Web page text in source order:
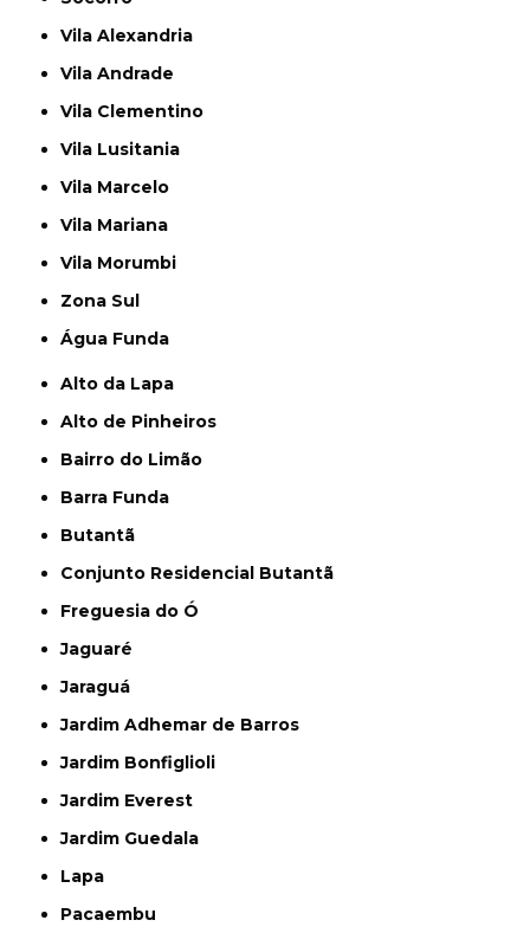
Vila Alexandria
Vila Andrade
Vila Clementino
Vila Lusitania
Vila Marcelo
Vila Mariana
Vila Morumbi
Zona Sul
Água Funda
Alto da Lapa
Alto de Pinheiros
Bairro do Limão
Barra Funda
Butantã
Conjunto Residencial Butantã
Freguesia do Ó
Jaguaré
Jaraguá
Jardim Adhemar de Barros
Jardim Bonfiglioli
Jardim Everest
Jardim Guedala
Lapa
Pacaembu